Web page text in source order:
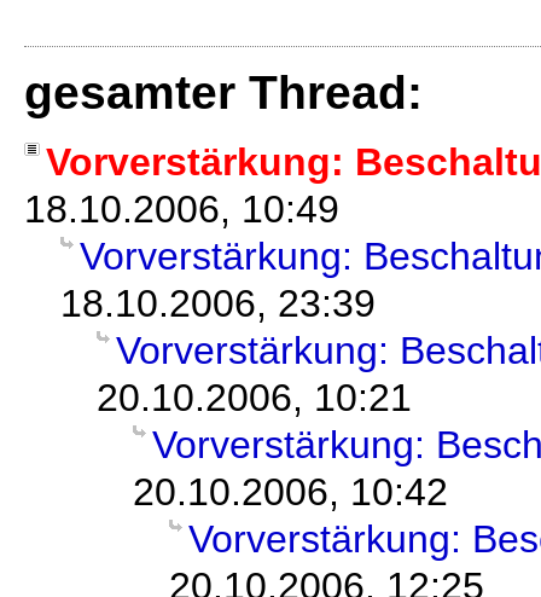
gesamter Thread:
Vorverstärkung:
18.10.2006, 10:49
Vorverstärkung:
18.10.2006, 23:39
Vorverstärkung:
20.10.2006, 10:21
Vorverstärkung:
20.10.2006, 10:42
Vorverstärkung:
20.10.2006, 12:25